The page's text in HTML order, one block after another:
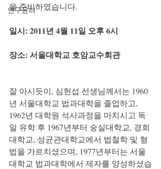
연구윤리
을 준비하였습니다.
일시: 2011년 4월 11일 오후 6시
장소: 서울대학교 호암교수회관
잘 아시듯이, 심헌섭 선생님께서는 1960
년 서울대학교 법과대학을 졸업하고,
1962년 대학원 석사과정을 마치시고 독
일 유학 후 1967년부터 숭실대학교, 경희
대학교, 성균관대학교에서 법철학 및 형
법을 가르치셨으며, 1977년부터는 서울
대학교 법과대학에서 제자를 양성하셨습